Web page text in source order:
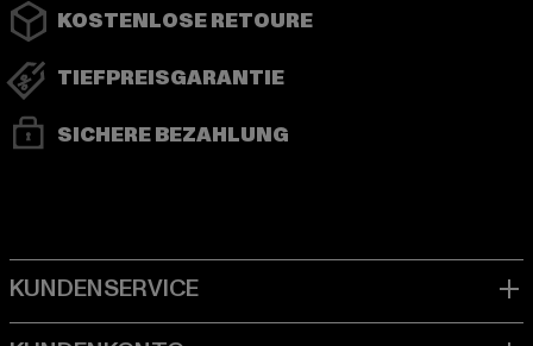
KOSTENLOSE RETOURE
TIEFPREISGARANTIE
SICHERE BEZAHLUNG